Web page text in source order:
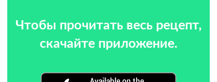
Чтобы прочитать весь рецепт,
скачайте приложение.